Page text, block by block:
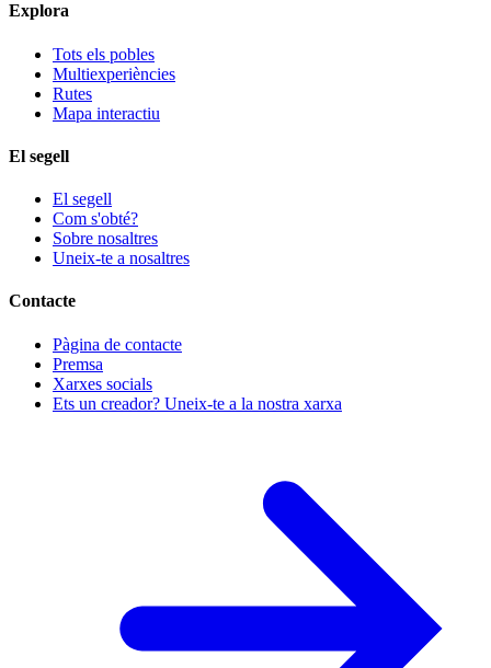
Explora
Tots els pobles
Multiexperiències
Rutes
Mapa interactiu
El segell
El segell
Com s'obté?
Sobre nosaltres
Uneix-te a nosaltres
Contacte
Pàgina de contacte
Premsa
Xarxes socials
Ets un creador? Uneix-te a la nostra xarxa